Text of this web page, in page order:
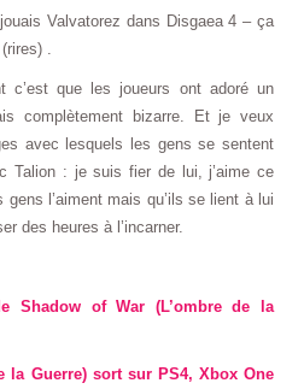
Valvatorez dans Disgaea 4 – ça
.
c’est que les joueurs ont adoré un
complètement bizarre. Et je veux
avec lesquels les gens se sentent
Talion : je suis fier de lui, j’aime ce
l’aiment mais qu’ils se lient à lui
des heures à l’incarner.
Shadow of War (L’ombre de la
la Guerre) sort sur PS4, Xbox One